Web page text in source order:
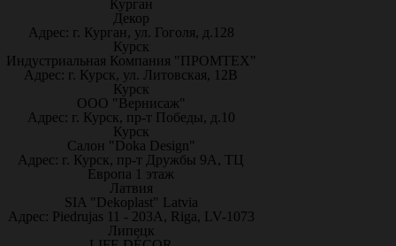
Курган
Декор
Адрес: г. Курган, ул. Гоголя, д.128
Курск
Индустриальная Компания "ПРОМТЕХ"
Адрес: г. Курск, ул. Литовская, 12В
Курск
ООО "Вернисаж"
Адрес: г. Курск, пр-т Победы, д.10
Курск
Салон "Doka Design"
Адрес: г. Курск, пр-т Дружбы 9А, ТЦ
Европа 1 этаж
Латвия
SIA "Dekoplast" Latvia
Адрес: Piedrujas 11 - 203A, Riga, LV-1073
Липецк